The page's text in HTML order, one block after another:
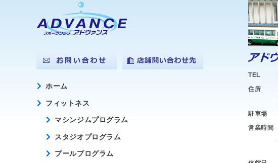
ホーム
フィットネス
マシンジムプログラム
スタジオプログラム
プールプログラム
TEL
住所
駐車場
営業時間